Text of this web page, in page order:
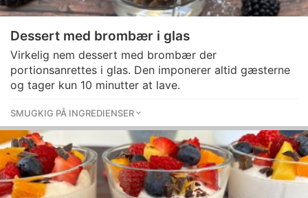
Dessert med brombær i glas
Virkelig nem dessert med brombær der
portionsanrettes i glas. Den imponerer altid gæsterne
og tager kun 10 minutter at lave.
SMUGKIG PÅ INGREDIENSER